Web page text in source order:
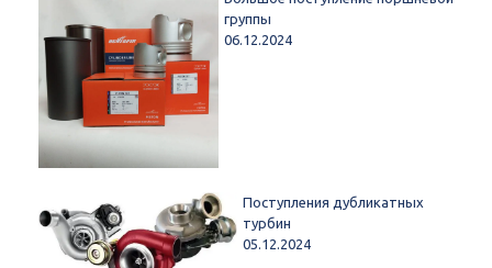
группы
06.12.2024
Поступления дубликатных
турбин
05.12.2024